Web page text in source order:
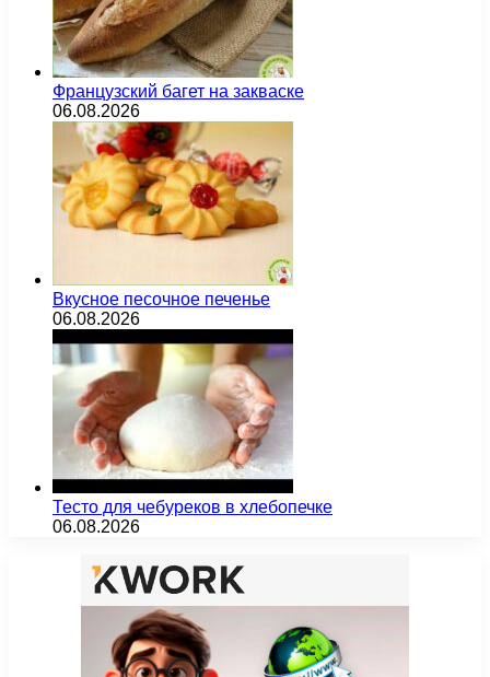
Французский багет на закваске
06.08.2026
Вкусное песочное печенье
06.08.2026
Тесто для чебуреков в хлебопечке
06.08.2026